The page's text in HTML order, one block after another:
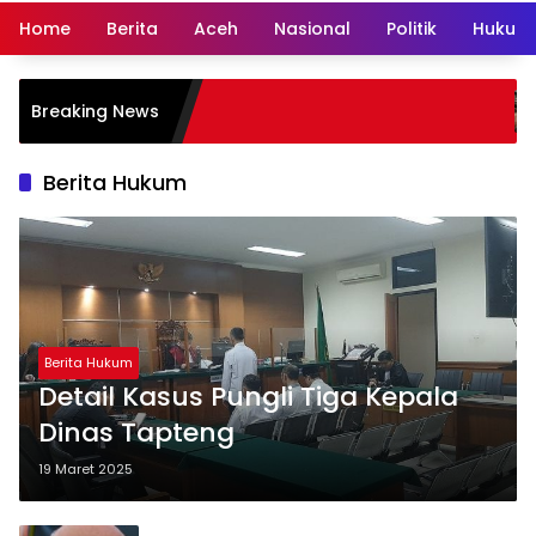
Home Berita Aceh Nasional Politik
Breaking News
Dedi
Polri, KPK
Cargo
Berita Hukum
Berita Hukum
Detail Kasus Pungli Tiga Kepala
Dinas Tapteng
19 Maret 2025